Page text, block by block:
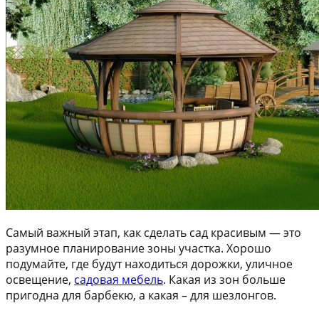
Самый важный этап, как сделать сад красивым — это
разумное планирование зоны участка. Хорошо
подумайте, где будут находиться дорожки, уличное
освещение, садовая мебель. Какая из зон больше
пригодна для барбекю, а какая – для шезлонгов.